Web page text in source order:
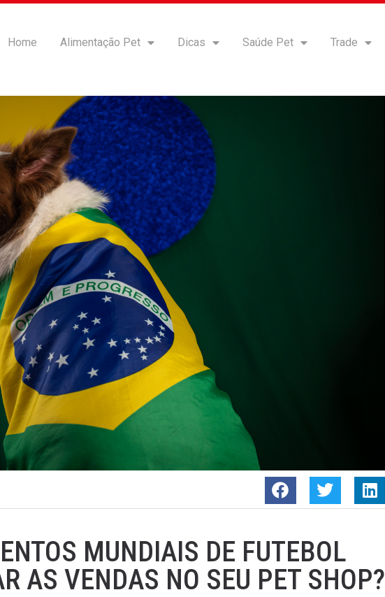
Home Alimentação Pet Dicas Saúde Pet Trade
MUNDIAIS DE FUTEBOL
AS VENDAS NO SEU PET SHOP?